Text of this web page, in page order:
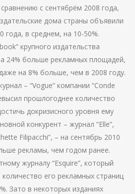
с сентябрём 2008 года,
дома страны объявили
года, в среднем, на 10-50%.
крупного издательства
24% больше рекламных площадей,
на 8% больше, чем в 2008 году.
– “Vogue” компании “Conde
прошлогоднее количество
докризисного уровня ему
конкурент – журнал “Elle”,
Filipacchi”, – на сентябрь 2010
рекламы, чем годом ранее.
журналу “Esquire”, который
количество его рекламных страниц
Зато в некоторых изданиях